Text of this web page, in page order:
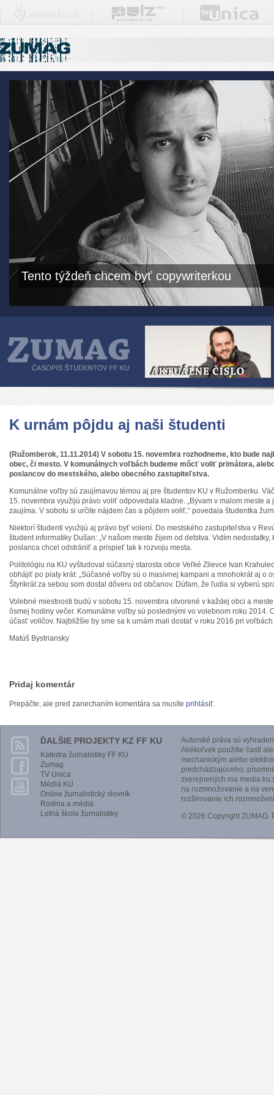
Tento týždeň chcem byť copywriterkou
K urnám pôjdu aj naši študenti
(Ružomberok, 11.11.2014) V sobotu 15. novembra rozhodneme, kto bude
obec, či mesto. V komunálnych voľbách budeme môcť voliť primátora,
poslancov do mestského, alebo obecného zastupiteľstva.
Komunálne voľby sú zaujímavou témou aj pre študentov KU v Ružomberku.
15. novembra využijú právo voliť odpovedala kladne. „Bývam v malom meste
zaujíma. V sobotu si určite nájdem čas a pôjdem voliť,“ povedala študentka
Niektorí študenti využijú aj právo byť volení. Do mestského zastupiteľstva v
študent informatiky Dušan: „V našom meste žijem od detstva. Vidím nedostatky,
poslanca chcel odstrániť a prispieť tak k rozvoju mesta.
Politológiu na KU vyštudoval súčasný starosta obce Veľké Zlievce Ivan
obhájiť po piaty krát: „Súčasné voľby sú o masívnej kampani a mnohokrát aj o
Štyrikrát za sebou som dostal dôveru od občanov. Dúfam, že ľudia si vyberú
Volebné miestnosti budú v sobotu 15. novembra otvorené v každej obci a
ôsmej hodiny večer. Komunálne voľby sú poslednými vo volebnom roku 2014.
účasť voličov. Najbližšie by sme sa k urnám mali dostať v roku 2016 pri
Matúš Bystriansky
Pridaj komentár
Prepáčte, ale pred zanechaním komentára sa musíte prihlásiť.
ĎALŠIE PROJEKTY KZ FF KU
Katedra žurnalistiky FF KU
Zumag
TV Unica
Médiá KU
Online žurnalistický slovník
Rodina a médiá
Letná škola žurnalistiky
Autorské práva sú
Akékoľvek použitie častí
mechanickým alebo
predchádzajúceho,
zverejnených ma
na rozmnožovanie a na
rozširovanie ich
© 2026 Copyright ZUMAG.